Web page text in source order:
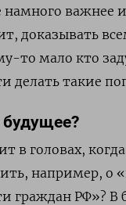
намного важнее
доказывать
то мало кто
делать такие
в головах,
например, о
граждан РФ»? В